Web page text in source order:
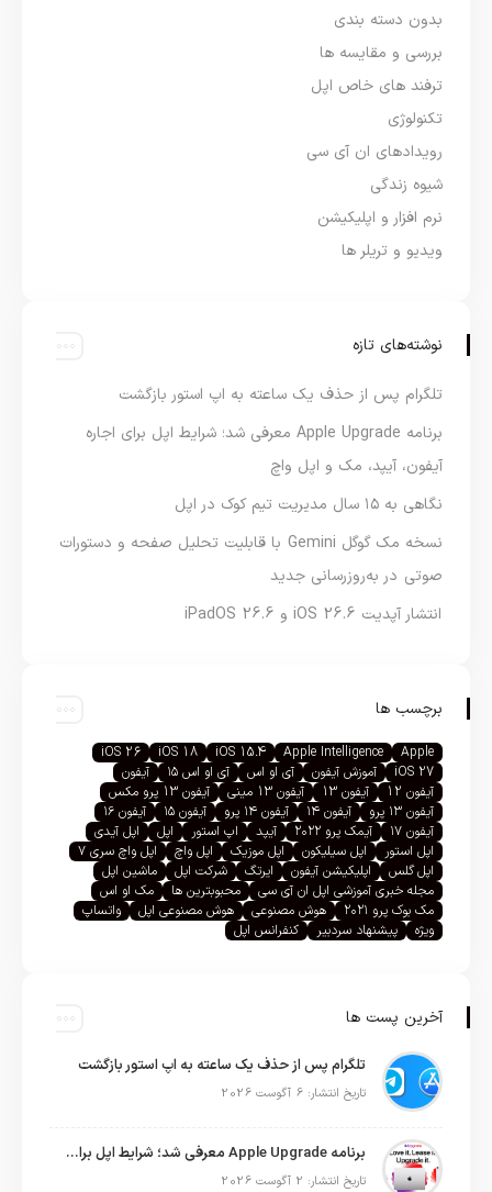
بدون دسته بندی
بررسی و مقایسه ها
ترفند های خاص اپل
تکنولوژی
رویدادهای ان آی سی
شیوه زندگی
نرم افزار و اپلیکیشن
ویدیو و تریلر ها
نوشته‌های تازه
تلگرام پس از حذف یک ساعته به اپ استور بازگشت
برنامه Apple Upgrade معرفی شد؛ شرایط اپل برای اجاره
آیفون، آیپد، مک و اپل واچ
نگاهی به ۱۵ سال مدیریت تیم کوک در اپل
نسخه مک گوگل Gemini با قابلیت تحلیل صفحه و دستورات
صوتی در به‌روزرسانی جدید
انتشار آپدیت iOS 26.6 و iPadOS 26.6
برچسب ها
Apple
Apple Intelligence
iOS 15.4
iOS 18
iOS 26
iOS 27
آموزش آیفون آی او اس آی او اس ۱۵
آیفون
آیفون 12
آیفون 13 آیفون 13 مینی
آیفون 13 پرو مکس
آیفون ۱۳ پرو
آیفون ۱۴ آیفون ۱۴ پرو آیفون ۱۵
آیفون ۱۶
آیفون ۱۷
آیمک پرو ۲۰۲۲ آیپد اپ استور اپل
اپل آیدی
اپل استور
اپل سیلیکون اپل موزیک اپل واچ
اپل واچ سری ۷
اپل گلس
اپلیکیشن آیفون ایرتگ شرکت اپل
ماشین اپل
مجله خبری آموزشی اپل ان آی سی
محبوبترین ها
مک او اس
مک بوک پرو ۲۰۲۱
هوش مصنوعی هوش مصنوعی اپل
واتساپ
ویژه
پیشنهاد سردبیر کنفرانس اپل
آخرین پست ها
تلگرام پس از حذف یک ساعته به اپ استور بازگشت
تاریخ انتشار: 6 آگوست 2026
برنامه Apple Upgrade معرفی شد؛ شرایط اپل برای اجاره آیفون، آیپد، مک و اپل واچ
تاریخ انتشار: 2 آگوست 2026